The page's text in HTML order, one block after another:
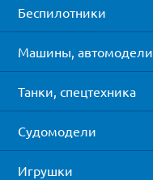
Беспилотники
Машины, автомодели
Танки, спецтехника
Судомодели
Игрушки